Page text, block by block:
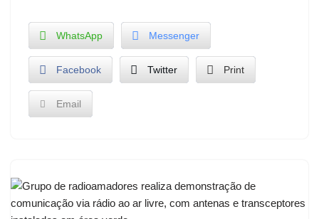
WhatsApp Messenger
Facebook Twitter Print
Email